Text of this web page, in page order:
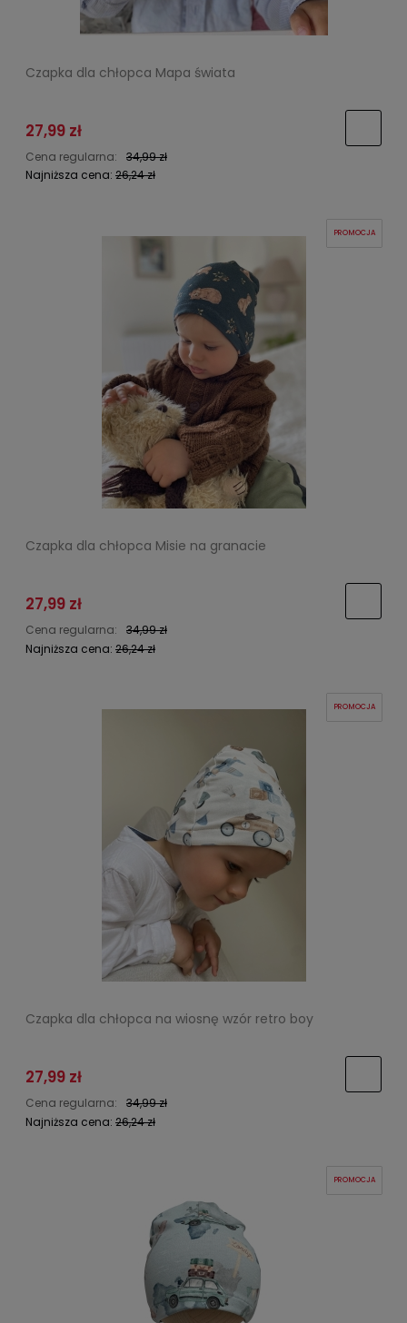
Czapka dla chłopca Mapa świata
27,99 zł
Cena regularna:
34,99 zł
Najniższa cena: 26,24 zł
Czapka dla chłopca Misie na granacie
27,99 zł
Cena regularna:
34,99 zł
Najniższa cena: 26,24 zł
PROMOCJA
Czapka dla chłopca na wiosnę wzór retro boy
27,99 zł
Cena regularna:
34,99 zł
Najniższa cena: 26,24 zł
PROMOCJA
PROMOCJA